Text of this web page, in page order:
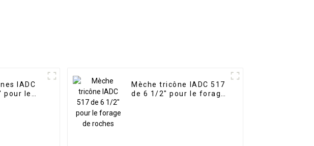
IADC
pour le
Mèche tricône IADC 517
de 6 1/2" pour le forage